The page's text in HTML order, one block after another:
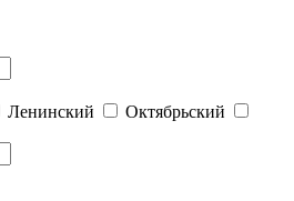
Ленинский
Октябрьский